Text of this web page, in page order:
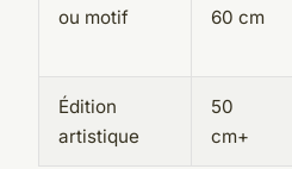
ou motif
60 cm
Édition
artistique
50
cm+